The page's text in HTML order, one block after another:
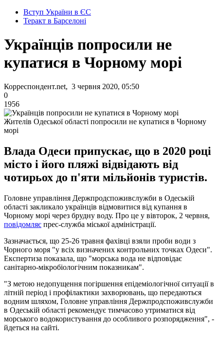
Вступ України в ЄС
Теракт в Барселоні
Українців попросили не
купатися в Чорному морі
Корреспондент.net, 3 червня 2020, 05:50
0
1956
Жителів Одеської області попросили не купатися в Чорному
морі
Влада Одеси припускає, що в 2020 році
місто і його пляжі відвідають від
чотирьох до п'яти мільйонів туристів.
Головне управління Держпродспоживслужби в Одеській
області закликало українців відмовитися від купання в
Чорному морі через брудну воду. Про це у вівторок, 2 червня,
повідомляє прес-служба міської адміністрації.
Зазначається, що 25-26 травня фахівці взяли проби води з
Чорного моря "у всіх визначених контрольних точках Одеси".
Експертиза показала, що "морська вода не відповідає
санітарно-мікробіологічним показникам".
"З метою недопущення погіршення епідеміологічної ситуації в
літній період і профілактики захворювань, що передаються
водним шляхом, Головне управління Держпродспоживслужби
в Одеській області рекомендує тимчасово утриматися від
морського водокористування до особливого розпорядження", -
йдеться на сайті.